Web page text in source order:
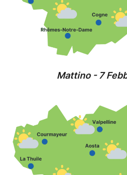
Mattino - 7